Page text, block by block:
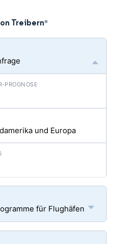
Treibern*
und Europa
für Flughäfen